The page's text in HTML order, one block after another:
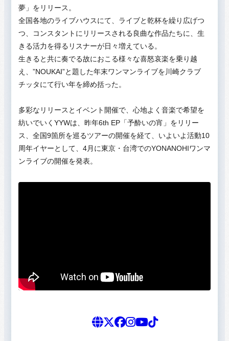
夢」をリリース。
全国各地のライブハウスにて、ライブと乾杯を繰り広げつ
つ、コンスタントにリリースされる良曲な作品たちに、生
きる活力を得るリスナーが日々増えている。
生きると共に奏でる故におこる様々な喜怒哀楽を乗り越
え、”NOUKAI”と題した年末ワンマンライブを川崎クラブ
チッタにて行い年を締め括った。
多彩なリリースとイベント開催で、心地よく音楽で希望を
紡いでいくYYWは、昨年6th EP「予酔いの宵」をリリー
ス、全国9箇所を巡るツアーの開催を経て、いよいよ活動10
周年イヤーとして、4月に東京・台湾でのYONANOHIワンマ
ンライブの開催を発表。